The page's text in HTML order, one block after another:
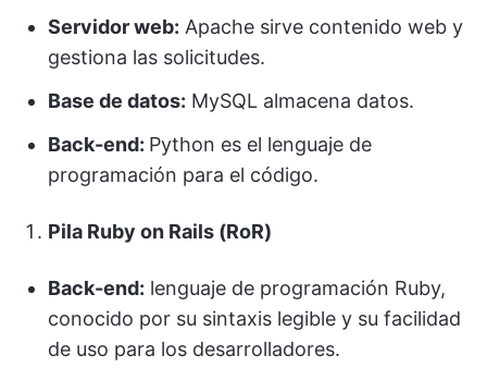
Servidor web: Apache sirve contenido web y
gestiona las solicitudes.
Base de datos: MySQL almacena datos.
Back-end: Python es el lenguaje de
programación para el código.
Pila Ruby on Rails (RoR)
Back-end: lenguaje de programación Ruby,
conocido por su sintaxis legible y su facilidad
de uso para los desarrolladores.